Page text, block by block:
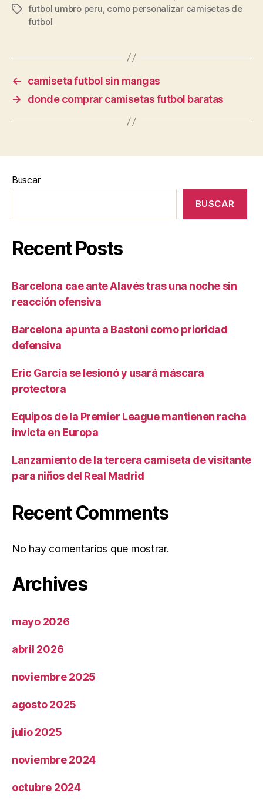
Etiquetas
futbol umbro peru como personalizar camisetas de
futbol
←
camiseta futbol sin mangas
→
donde comprar camisetas futbol baratas
Buscar
BUSCAR
Recent Posts
Barcelona cae ante Alavés tras una noche sin
reacción ofensiva
Barcelona apunta a Bastoni como prioridad
defensiva
Eric García se lesionó y usará máscara
protectora
Equipos de la Premier League mantienen racha
invicta en Europa
Lanzamiento de la tercera camiseta de visitante
para niños del Real Madrid
Recent Comments
No hay comentarios que mostrar.
Archives
mayo 2026
abril 2026
noviembre 2025
agosto 2025
julio 2025
noviembre 2024
octubre 2024